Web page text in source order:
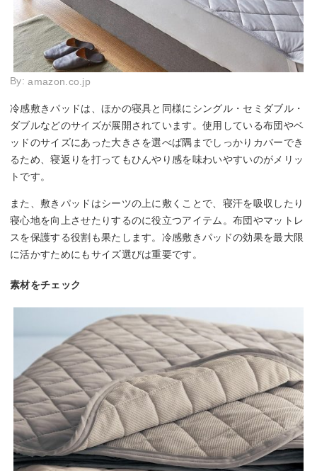
By:amazon.co.jp
冷感敷きパッドは、ほかの寝具と同様にシングル・セミダブル・
ダブルなどのサイズが展開されています。使用している布団やベ
ッドのサイズにあった大きさを選べば隅までしっかりカバーでき
るため、寝返りを打ってもひんやり感を味わいやすいのがメリッ
トです。
また、敷きパッドはシーツの上に敷くことで、寝汗を吸収したり
寝心地を向上させたりするのに役立つアイテム。布団やマットレ
スを保護する役割も果たします。冷感敷きパッドの効果を最大限
に活かすためにもサイズ選びは重要です。
素材をチェック